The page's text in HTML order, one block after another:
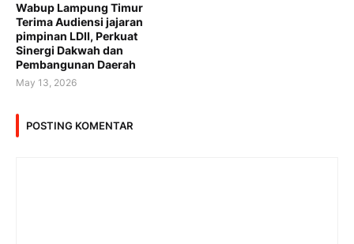
Wabup Lampung Timur
Terima Audiensi jajaran
pimpinan LDII, Perkuat
Sinergi Dakwah dan
Pembangunan Daerah
May 13, 2026
POSTING KOMENTAR